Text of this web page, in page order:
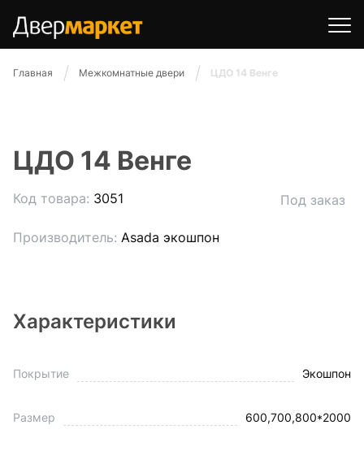
Главная Межкомнатные двери ЦДО 14 Венге
ЦДО 14 Венге
Код товара: 3051
Производитель: Asada экошпон
Под заказ
Характеристики
Покрытие Экошпон
Размер 600,700,800*2000